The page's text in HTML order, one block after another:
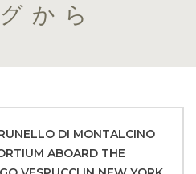
から
DI MONTALCINO
ABOARD THE